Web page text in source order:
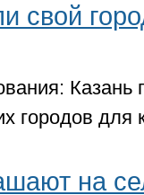
свой
Казань
городов для
на